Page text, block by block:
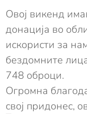
Овој викенд
донација во
искористи за
бездомните
748 оброци.
Огромна
свој придонес,